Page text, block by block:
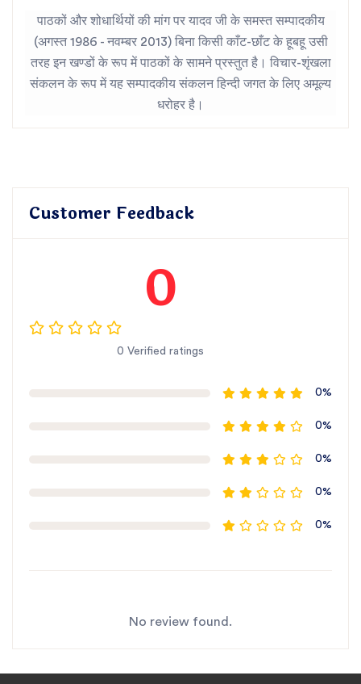
पाठकों और शोधार्थियों की मांग पर यादव जी के समस्त सम्पादकीय
(अगस्त 1986 - नवम्बर 2013) बिना किसी काँट-छाँट के हूबहू उसी
तरह इन खण्डों के रूप में पाठकों के सामने प्रस्तुत है। विचार-शृंखला
संकलन के रूप में यह सम्पादकीय संकलन हिन्दी जगत के लिए अमूल्य
धरोहर है।
Customer Feedback
0
0 Verified ratings
0%
0%
0%
0%
0%
No review found.